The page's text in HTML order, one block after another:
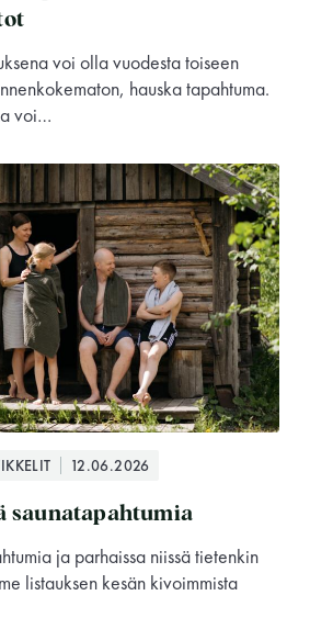
voi olla vuodesta toiseen
hauska tapahtuma.
voi…
12.06.2026
saunatapahtumia
ja parhaissa niissä tietenkin
listauksen kesän kivoimmista